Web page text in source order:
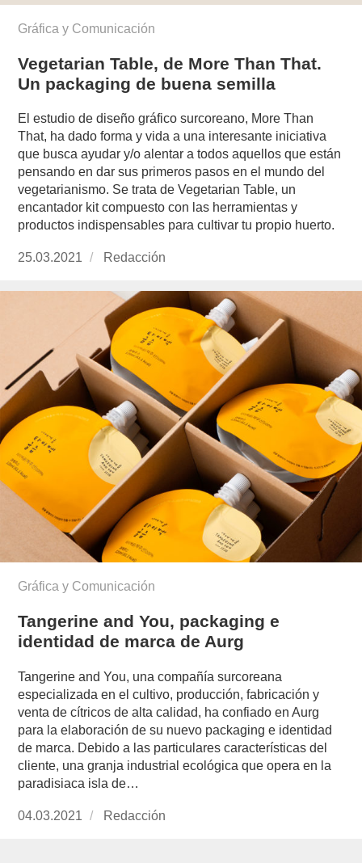
Gráfica y Comunicación
Vegetarian Table, de More Than That.
Un packaging de buena semilla
El estudio de diseño gráfico surcoreano, More Than
That, ha dado forma y vida a una interesante iniciativa
que busca ayudar y/o alentar a todos aquellos que están
pensando en dar sus primeros pasos en el mundo del
vegetarianismo. Se trata de Vegetarian Table, un
encantador kit compuesto con las herramientas y
productos indispensables para cultivar tu propio huerto.
Publicado
25.03.2021 https://www.experimenta.es/author/redaccion/
Redacción
Gráfica y Comunicación
Tangerine and You, packaging e
identidad de marca de Aurg
Tangerine and You, una compañía surcoreana
especializada en el cultivo, producción, fabricación y
venta de cítricos de alta calidad, ha confiado en Aurg
para la elaboración de su nuevo packaging e identidad
de marca. Debido a las particulares características del
cliente, una granja industrial ecológica que opera en la
paradisiaca isla de…
Publicado
04.03.2021 https://www.experimenta.es/author/redaccion/
Redacción